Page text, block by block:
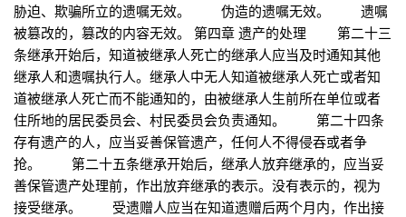
胁迫、欺骗所立的遗嘱无效。 伪造的遗嘱无效。 遗嘱
被篡改的，篡改的内容无效。 第四章 遗产的处理 第二十三
条继承开始后，知道被继承人死亡的继承人应当及时通知其他
继承人和遗嘱执行人。继承人中无人知道被继承人死亡或者知
道被继承人死亡而不能通知的，由被继承人生前所在单位或者
住所地的居民委员会、村民委员会负责通知。 第二十四条
存有遗产的人，应当妥善保管遗产，任何人不得侵吞或者争
抢。 第二十五条继承开始后，继承人放弃继承的，应当妥
善保管遗产处理前，作出放弃继承的表示。没有表示的，视为
接受继承。 受遗赠人应当在知道遗赠后两个月内，作出接